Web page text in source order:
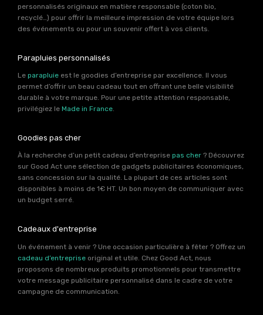
personnalisés originaux en matière responsable (coton bio,
recyclé…) pour offrir la meilleure impression de votre équipe lors
des événements ou pour un souvenir offert à vos clients.
Parapluies personnalisés
Le parapluie est le goodies d’entreprise par excellence. Il vous
permet d’offrir un beau cadeau tout en offrant une belle visibilité
durable à votre marque. Pour une petite attention responsable,
privilégiez le Made in France.
Goodies pas cher
À la recherche d’un petit cadeau d’entreprise pas cher ? Découvrez
sur Good Act une sélection de gadgets publicitaires économiques,
sans concession sur la qualité. La plupart de ces articles sont
disponibles à moins de 1€ HT. Un bon moyen de communiquer avec
un budget serré.
Cadeaux d'entreprise
Un événement à venir ? Une occasion particulière à fêter ? Offrez un
cadeau d’entreprise original et utile. Chez Good Act, nous
proposons de nombreux produits promotionnels pour transmettre
votre message publicitaire personnalisé dans le cadre de votre
campagne de communication.